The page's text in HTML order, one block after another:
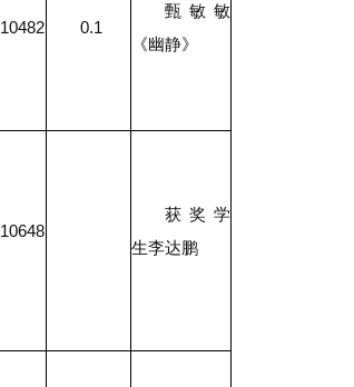
10482 0.1
甄敏敏
《幽静》
10648
获奖学
生李达鹏